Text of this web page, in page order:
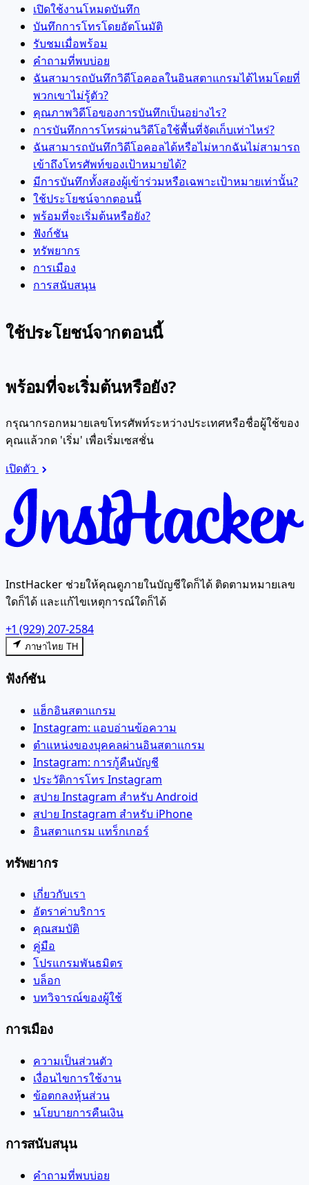
เปิดใช้งานโหมดบันทึก
บันทึกการโทรโดยอัตโนมัติ
รับชมเมื่อพร้อม
คำถามที่พบบ่อย
ฉันสามารถบันทึกวิดีโอคอลในอินสตาแกรมได้ไหมโดยที่
พวกเขาไม่รู้ตัว?
คุณภาพวิดีโอของการบันทึกเป็นอย่างไร?
การบันทึกการโทรผ่านวิดีโอใช้พื้นที่จัดเก็บเท่าไหร่?
ฉันสามารถบันทึกวิดีโอคอลได้หรือไม่หากฉันไม่สามารถ
เข้าถึงโทรศัพท์ของเป้าหมายได้?
มีการบันทึกทั้งสองผู้เข้าร่วมหรือเฉพาะเป้าหมายเท่านั้น?
ใช้ประโยชน์จากตอนนี้
พร้อมที่จะเริ่มต้นหรือยัง?
ฟังก์ชัน
ทรัพยากร
การเมือง
การสนับสนุน
ใช้ประโยชน์จากตอนนี้
พร้อมที่จะเริ่มต้นหรือยัง?
กรุณากรอกหมายเลขโทรศัพท์ระหว่างประเทศหรือชื่อผู้ใช้ของ
คุณแล้วกด 'เริ่ม' เพื่อเริ่มเซสชั่น
เปิดตัว
InstHacker ช่วยให้คุณดูภายในบัญชีใดก็ได้ ติดตามหมายเลข
ใดก็ได้ และแก้ไขเหตุการณ์ใดก็ได้
+1 (929) 207-2584
ภาษาไทย TH
ฟังก์ชัน
แฮ็กอินสตาแกรม
Instagram: แอบอ่านข้อความ
ตำแหน่งของบุคคลผ่านอินสตาแกรม
Instagram: การกู้คืนบัญชี
ประวัติการโทร Instagram
สปาย Instagram สำหรับ Android
สปาย Instagram สำหรับ iPhone
อินสตาแกรม แทร็กเกอร์
ทรัพยากร
เกี่ยวกับเรา
อัตราค่าบริการ
คุณสมบัติ
คู่มือ
โปรแกรมพันธมิตร
บล็อก
บทวิจารณ์ของผู้ใช้
การเมือง
ความเป็นส่วนตัว
เงื่อนไขการใช้งาน
ข้อตกลงหุ้นส่วน
นโยบายการคืนเงิน
การสนับสนุน
คำถามที่พบบ่อย